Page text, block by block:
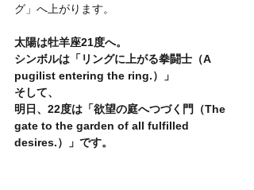
グ」へ上がります。
太陽は牡羊座21度へ。
シンボルは「リングに上がる拳闘士（A
pugilist entering the ring.）」
そして、
明日、22度は「欲望の庭へつづく門（The
gate to the garden of all fulfilled
desires.）」です。